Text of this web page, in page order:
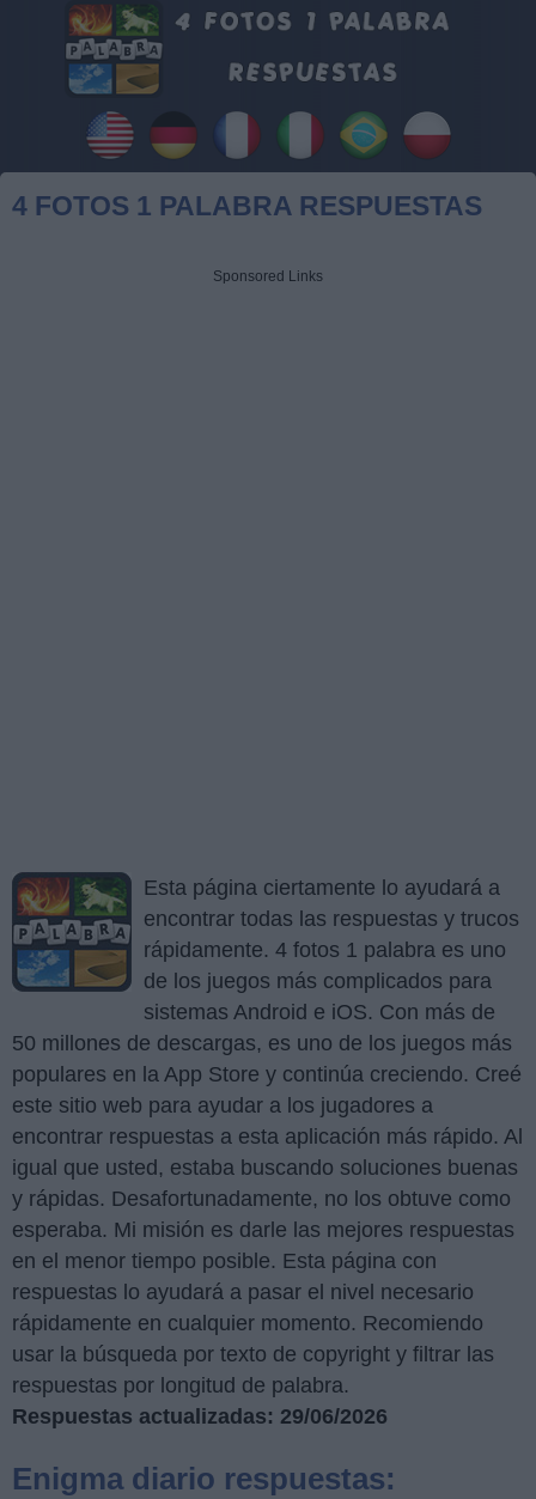
4 FOTOS 1 PALABRA RESPUESTAS
Sponsored Links
Esta página ciertamente lo ayudará a
encontrar todas las respuestas y trucos
rápidamente. 4 fotos 1 palabra es uno
de los juegos más complicados para
sistemas Android e iOS. Con más de
50 millones de descargas, es uno de los juegos más
populares en la App Store y continúa creciendo. Creé
este sitio web para ayudar a los jugadores a
encontrar respuestas a esta aplicación más rápido. Al
igual que usted, estaba buscando soluciones buenas
y rápidas. Desafortunadamente, no los obtuve como
esperaba. Mi misión es darle las mejores respuestas
en el menor tiempo posible. Esta página con
respuestas lo ayudará a pasar el nivel necesario
rápidamente en cualquier momento. Recomiendo
usar la búsqueda por texto de copyright y filtrar las
respuestas por longitud de palabra.
Respuestas actualizadas: 29/06/2026
Enigma diario respuestas: